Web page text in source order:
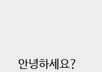
안녕하세요?